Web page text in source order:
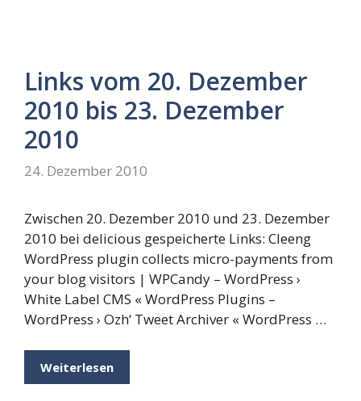
Links vom 20. Dezember
2010 bis 23. Dezember
2010
24. Dezember 2010
Zwischen 20. Dezember 2010 und 23. Dezember
2010 bei delicious gespeicherte Links: Cleeng
WordPress plugin collects micro-payments from
your blog visitors | WPCandy – WordPress ›
White Label CMS « WordPress Plugins –
WordPress › Ozh‘ Tweet Archiver « WordPress …
Weiterlesen